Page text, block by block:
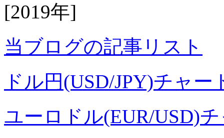
[2019年]
当ブログの記事リスト
ドル円(USD/JPY)チャー
ユーロドル(EUR/USD)